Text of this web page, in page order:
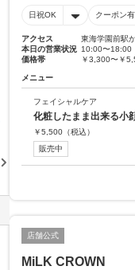
日祝OK クーポン有
アクセス
東海学園前駅
本日の営業状況 10:00〜18:00
価格帯
￥3,300〜￥
メニュー
フェイシャルケア
化粧したまま出来る小
￥5,500 （税込）
販売中
店舗公式
MiLK CROWN